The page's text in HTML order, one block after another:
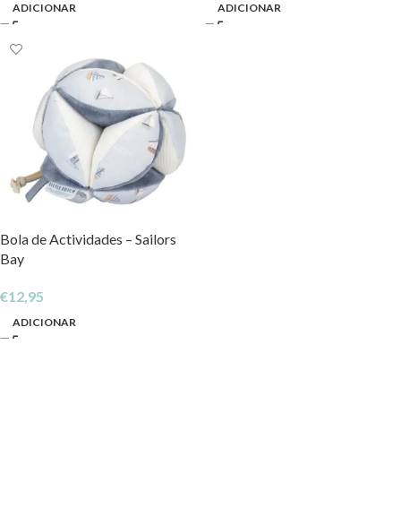
ADICIONAR ADICIONAR
Bola de Actividades – Sailors
Bay
€12,95
ADICIONAR